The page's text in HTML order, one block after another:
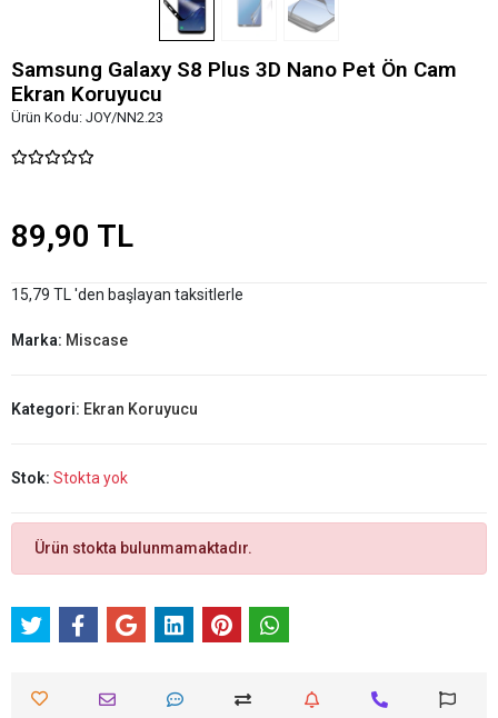
Samsung Galaxy S8 Plus 3D Nano Pet Ön Cam
Ekran Koruyucu
Ürün Kodu: JOY/NN2.23
89,90 TL
15,79 TL 'den başlayan taksitlerle
Marka: Miscase
Kategori: Ekran Koruyucu
Stok: Stokta yok
Ürün stokta bulunmamaktadır.